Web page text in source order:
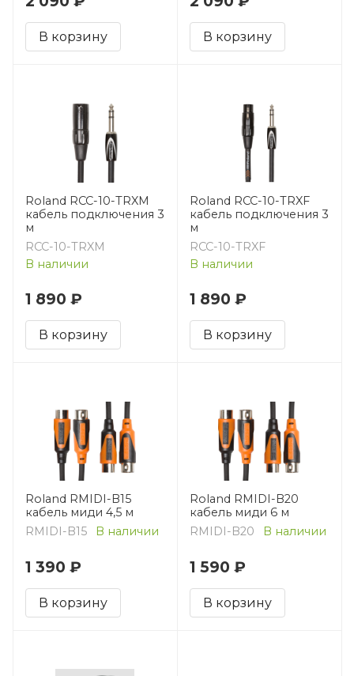
В корзину В корзину
Roland RCC-10-TRXM
кабель подключения 3
м
RCC-10-TRXM
В наличии
1 890 ₽
В корзину
Roland RCC-10-TRXF
кабель подключения 3
м
RCC-10-TRXF
В наличии
1 890 ₽
В корзину
Roland RMIDI-B15
кабель миди 4,5 м
RMIDI-B15
В наличии
1 390 ₽
В корзину
Roland RMIDI-B20
кабель миди 6 м
RMIDI-B20
В наличии
1 590 ₽
В корзину